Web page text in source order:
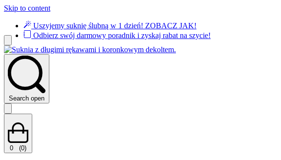
Skip to content
Uszyjemy suknię ślubną w 1 dzień! ZOBACZ JAK!
Odbierz swój darmowy poradnik i zyskaj rabat na szycie!
Search open
0 (0)